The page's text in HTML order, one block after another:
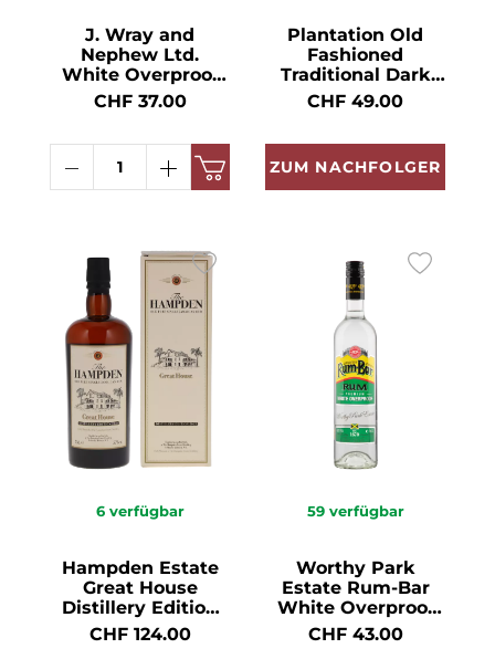
J. Wray and
Nephew Ltd.
White Overproof
Rum 63° 70cl
CHF 37.00
Plantation Old
Fashioned
Traditional Dark
Overproof Rum 69°
70cl
CHF 49.00
ZUM NACHFOLGER
6 verfügbar
Hampden Estate
Great House
Distillery Edition
2023 Pure Single
Jamaican Rum 57°
CHF 124.00
59 verfügbar
Worthy Park
Estate Rum-Bar
White Overproof
Rum 63° 70cl
CHF 43.00